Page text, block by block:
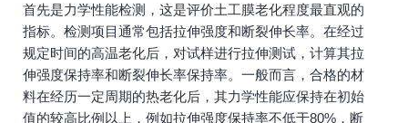
首先是力学性能检测，这是评价土工膜老化程度最直观的
指标。检测项目通常包括拉伸强度和断裂伸长率。在经过
规定时间的高温老化后，对试样进行拉伸测试，计算其拉
伸强度保持率和断裂伸长率保持率。一般而言，合格的材
料在经历一定周期的热老化后，其力学性能应保持在初始
值的较高比例以上，例如拉伸强度保持率不低于80%，断